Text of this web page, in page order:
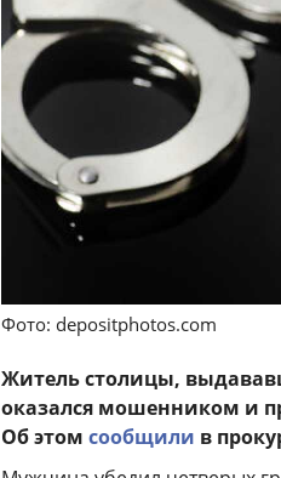
Фото: depositphotos.com
Житель столицы,
оказался мошенником и
Об этом сообщили в